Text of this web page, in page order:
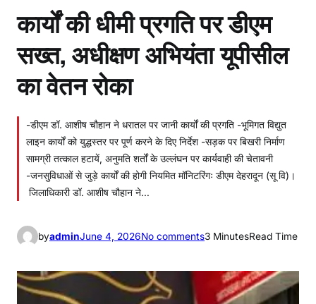
कार्यों की धीमी प्रगति पर डीएम
सख्त, अधीक्षण अभियंता यूपीसील
का वेतन रोका
-डीएम डॉ. आशीष चौहान ने धरातल पर जानी कार्यों की प्रगति -भूमिगत विद्युत
लाइन कार्यों को युद्धस्तर पर पूर्ण करने के दिए निर्देश -सड़क पर बिखरी निर्माण
सामग्री तत्काल हटायें, अनुमति शर्तों के उल्लंघन पर कार्यवाही की चेतावनी
-जनसुविधाओं से जुड़े कार्यों की होगी नियमित मॉनिटरिंगः डीएम देहरादून (सू वि)।
जिलाधिकारी डॉ. आशीष चौहान ने…
byadminJune 4, 2026No commentso
का
3 MinutesRead Time